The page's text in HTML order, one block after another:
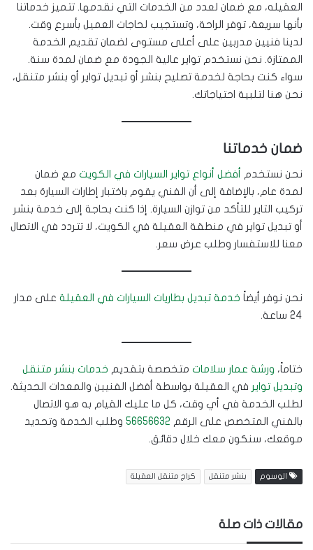
العقيله، مع ضمان لعدد من الخدمات التي نقدمها. تتميز خدماتنا
بأنها سريعة، توفر الراحة، وتستجيب لحاجات العميل بأسرع وقت.
لدينا فنيين مدربين على أعلى مستوى لضمان تقديم الخدمة
الممتازة. نحن نستخدم تواير عالية الجودة مع ضمان لمدة سنة.
سواء كنت بحاجة لخدمة تصليح بنشر أو تبديل تواير أو بنشر متنقل،
نحن هنا لتلبية احتياجاتك.
ضمان خدماتنا
نحن نستخدم أفضل أنواع تواير السيارات في الكويت مع ضمان
لمدة عام، بالإضافة إلى أن الفني يقوم باختبار إطارات السيارة بعد
تركيب التاير للتأكد من توازن السيارة. إذا كنت بحاجة إلى خدمة بنشر
أو تبديل تواير في منطقة العقيلة في الكويت، لا تتردد في الاتصال
معنا للاستفسار وطلب عرض سعر.
نحن نوفر أيضاً خدمة تبديل بطاريات السيارات في العقيلة على مدار
24 ساعة.
ختاماً، ورشة عمار سلامات متخصصة بتقديم خدمات بنشر متنقل
وتبديل تواير في العقيلة بواسطة أفضل الفنيين والمعدات الحديثة.
لطلب الخدمة في أي وقت، كل ما عليك القيام به هو الاتصال
بالفني المتخصص على الرقم 56656632 وطلب الخدمة وتحديد
موقعك، سنكون معك خلال دقائق.
الوسوم بنشر متنقل كراج متنقل العقيلة
مقالات ذات صلة